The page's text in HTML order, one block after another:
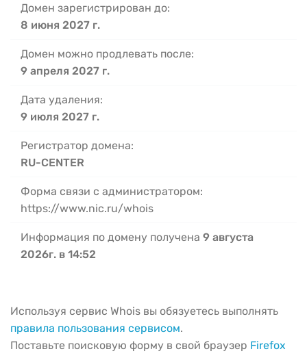
Домен зарегистрирован до:
8 июня 2027 г.
Домен можно продлевать после:
9 апреля 2027 г.
Дата удаления:
9 июля 2027 г.
Регистратор домена:
RU-CENTER
Форма связи с администратором:
https://www.nic.ru/whois
Информация по домену получена 9 августа
2026г. в 14:52
Используя сервис Whois вы обязуетесь выполнять
правила пользования сервисом.
Поставьте поисковую форму в свой браузер Firefox